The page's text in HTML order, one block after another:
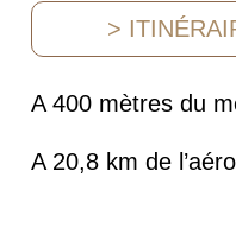
>
A 400 mètres du
A 20,8 km de